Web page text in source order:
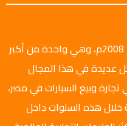
تأسست شركة الليثي أوتو جروب عام 2008م، وهي واحدة من أكبر
عديدة في هذا المجال
وبيع السيارات في مصر،
خلال هذه السنوات داخل